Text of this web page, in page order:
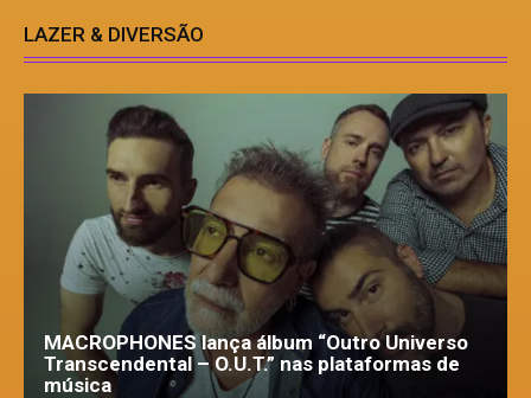
LAZER & DIVERSÃO
MACROPHONES lança álbum “Outro Universo
Transcendental – O.U.T.” nas plataformas de
música